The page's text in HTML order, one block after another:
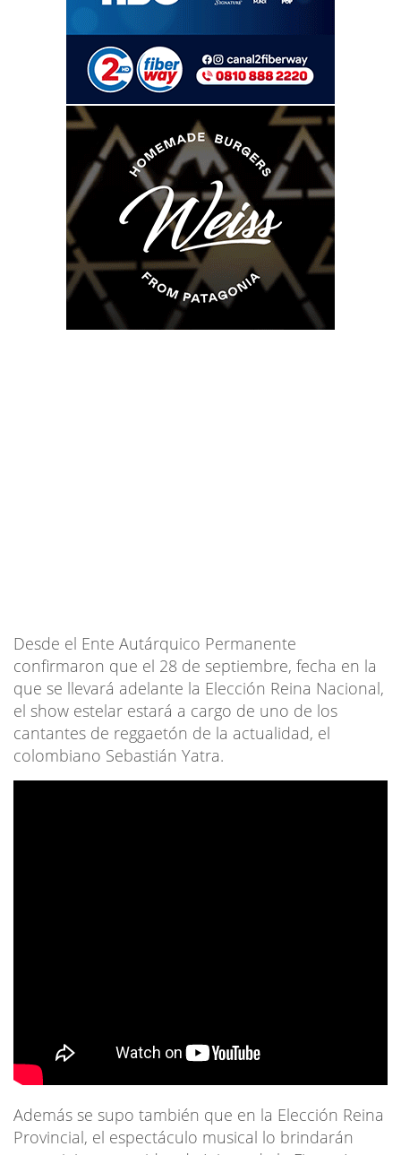
Desde el Ente Autárquico Permanente
confirmaron que el 28 de septiembre, fecha en la
que se llevará adelante la Elección Reina Nacional,
el show estelar estará a cargo de uno de los
cantantes de reggaetón de la actualidad, el
colombiano Sebastián Yatra.
Además se supo también que en la Elección Reina
Provincial, el espectáculo musical lo brindarán